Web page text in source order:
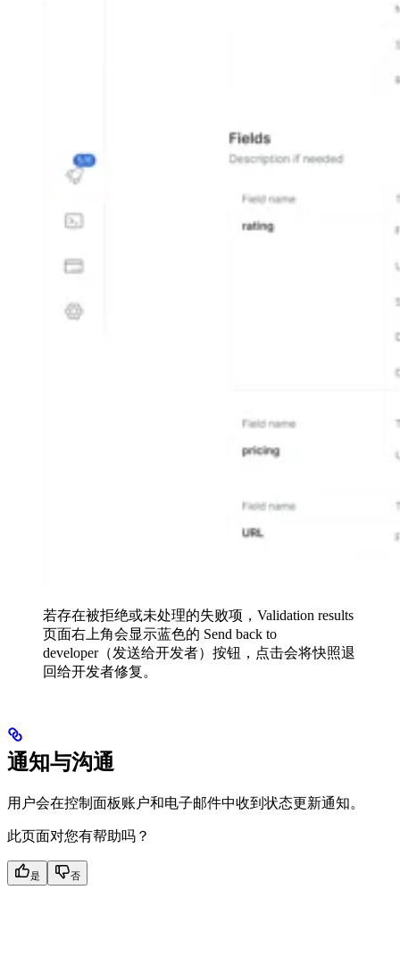
若存在被拒绝或未处理的失败项，Validation results
页面右上角会显示蓝色的 Send back to
developer（发送给开发者）按钮，点击会将快照退
回给开发者修复。
通知与沟通
用户会在控制面板账户和电子邮件中收到状态更新通知。
此页面对您有帮助吗？
是 否